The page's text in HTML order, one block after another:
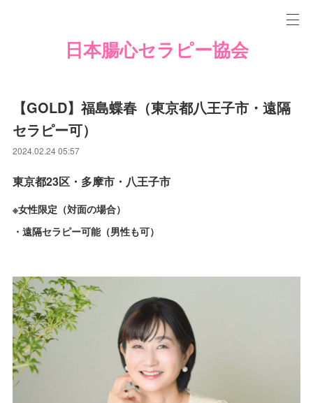
日本腸心セラピー協会
【GOLD】福島蝶春（東京都八王子市・遠隔
セラピー可）
2024.02.24 05:57
東京都23区・多摩市・八王子市
※女性限定（対面の場合）
・遠隔セラピー可能（男性も可）